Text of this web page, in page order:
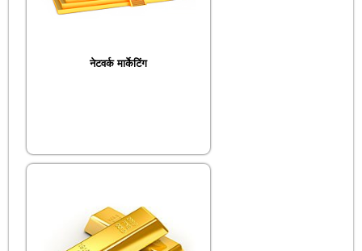
नेटवर्क मार्केटिंग